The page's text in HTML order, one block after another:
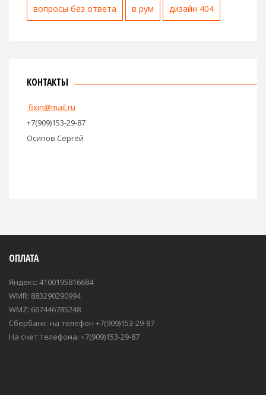
вопросы без ответа в рум дизайн 404
КОНТАКТЫ
fixin@mail.ru
+7(909)153-29-87
Осипов Сергей
ОПЛАТА
Яндекс: 4100195816684
WMR: 883290290994
WMZ: 667446785248
Сбербанк: на телефон +7(909)153-29-87
На счет телефона: +7(909)153-29-87